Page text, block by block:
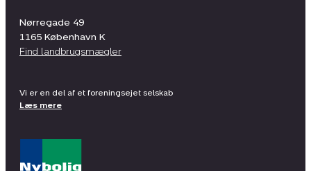
Nørregade 49
1165 København K
Find landbrugsmægler
Vi er en del af et foreningsejet selskab
Læs mere